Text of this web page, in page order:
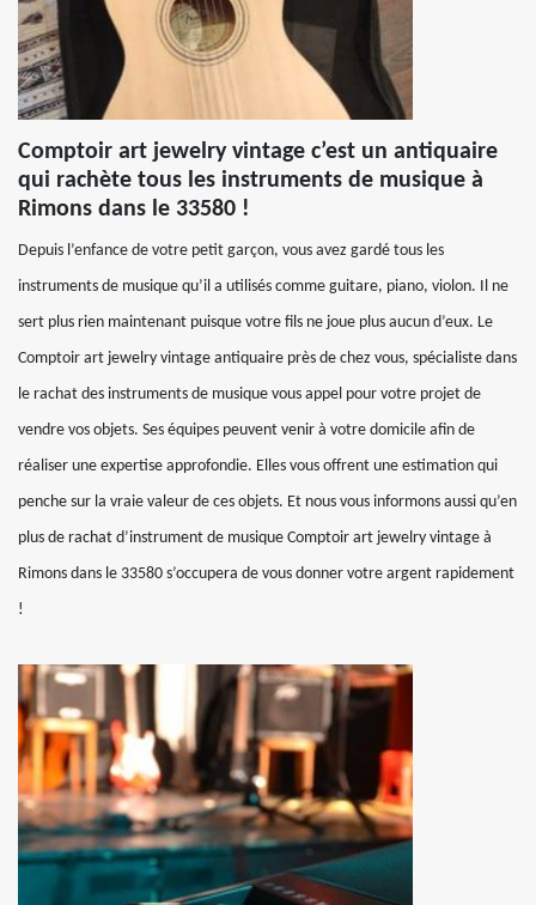
Comptoir art jewelry vintage c’est un antiquaire
qui rachète tous les instruments de musique à
Rimons dans le 33580 !
Depuis l’enfance de votre petit garçon, vous avez gardé tous les
instruments de musique qu’il a utilisés comme guitare, piano, violon. Il ne
sert plus rien maintenant puisque votre fils ne joue plus aucun d’eux. Le
Comptoir art jewelry vintage antiquaire près de chez vous, spécialiste dans
le rachat des instruments de musique vous appel pour votre projet de
vendre vos objets. Ses équipes peuvent venir à votre domicile afin de
réaliser une expertise approfondie. Elles vous offrent une estimation qui
penche sur la vraie valeur de ces objets. Et nous vous informons aussi qu’en
plus de rachat d’instrument de musique Comptoir art jewelry vintage à
Rimons dans le 33580 s’occupera de vous donner votre argent rapidement
!